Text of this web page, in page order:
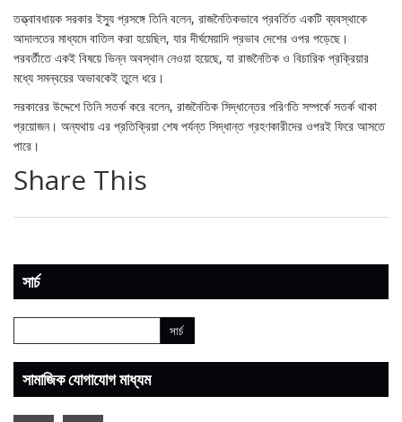
তত্ত্বাবধায়ক সরকার ইস্যু প্রসঙ্গে তিনি বলেন, রাজনৈতিকভাবে প্রবর্তিত একটি ব্যবস্থাকে
আদালতের মাধ্যমে বাতিল করা হয়েছিল, যার দীর্ঘমেয়াদি প্রভাব দেশের ওপর পড়েছে।
পরবর্তীতে একই বিষয়ে ভিন্ন অবস্থান নেওয়া হয়েছে, যা রাজনৈতিক ও বিচারিক প্রক্রিয়ার
মধ্যে সমন্বয়ের অভাবকেই তুলে ধরে।
সরকারের উদ্দেশে তিনি সতর্ক করে বলেন, রাজনৈতিক সিদ্ধান্তের পরিণতি সম্পর্কে সতর্ক থাকা
প্রয়োজন। অন্যথায় এর প্রতিক্রিয়া শেষ পর্যন্ত সিদ্ধান্ত গ্রহণকারীদের ওপরই ফিরে আসতে
পারে।
Share This
সার্চ
সামাজিক যোগাযোগ মাধ্যম